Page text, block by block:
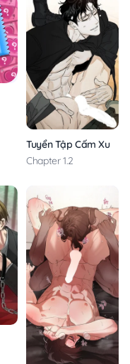
Tuyển Tập Cấm Xuất
Chapter 1.2